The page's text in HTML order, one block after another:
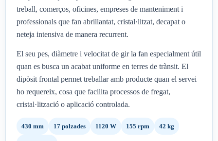
treball, comerços, oficines, empreses de manteniment i
professionals que fan abrillantat, cristal·litzat, decapat o
neteja intensiva de manera recurrent.
El seu pes, diàmetre i velocitat de gir la fan especialment útil
quan es busca un acabat uniforme en terres de trànsit. El
dipòsit frontal permet treballar amb producte quan el servei
ho requereix, cosa que facilita processos de fregat,
cristal·lització o aplicació controlada.
430 mm 17 polzades 1120 W 155 rpm 42 kg